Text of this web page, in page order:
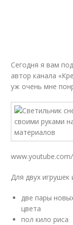
Сегодня я вам
автор канала
уж очень мне
Для двух игрушек
две пары
цвета
пол кило риса